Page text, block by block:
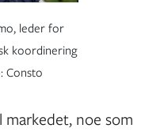
leder for
koordinering
Consto
markedet, noe som